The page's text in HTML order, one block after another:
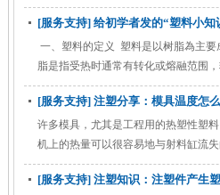
自动化。在塑料工业迅速发展的今天
多的机种之一。 我国塑料加工企业星
几年来，我国塑机行业的技术进步十
[服务支持] 给初学者发的“塑料小知
一、塑料的定义 塑料是以树脂為主
脂是指受热时通常有转化或熔融范围
的，也是最重要的成分。广义地讲，
的分类，一般分类如下： 1．按塑料
料
[服务支持] 注塑分享：模具温度怎
许多模具，尤其是工程用的热塑性塑
机上的热量可以很容易地与射料缸流
道模具，尝试减少热流道部分和冷却
[服务支持] 注塑知识：注塑件产生